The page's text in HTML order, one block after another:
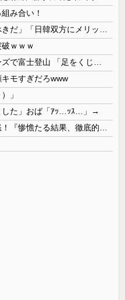
み合い！
ｗｗｗ
キモすぎだろwww
」
した」おば「ｱｯ…ｯｽ…」→